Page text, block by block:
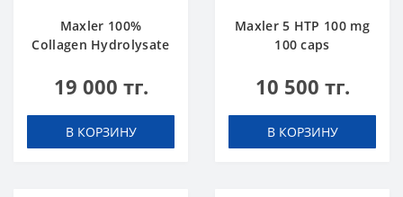
Maxler 100%
Collagen Hydrolysate
19 000 тг.
В КОРЗИНУ
Maxler 5 HTP 100 mg
100 caps
10 500 тг.
В КОРЗИНУ